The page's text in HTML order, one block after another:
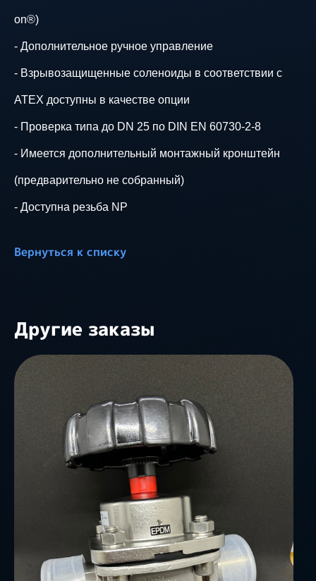
on®)
- Дополнительное ручное управление
- Взрывозащищенные соленоиды в соответствии с
ATEX доступны в качестве опции
- Проверка типа до DN 25 по DIN EN 60730-2-8
- Имеется дополнительный монтажный кронштейн
(предварительно не собранный)
- Доступна резьба NP
Вернуться к списку
Другие заказы